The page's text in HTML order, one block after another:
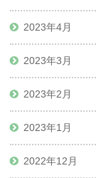
2023年4月
2023年3月
2023年2月
2023年1月
2022年12月